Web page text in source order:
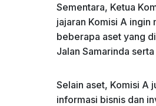
Sementara, Ketua
jajaran Komisi A
beberapa aset yang
Jalan Samarinda
Selain aset, Komisi A
informasi bisnis dan